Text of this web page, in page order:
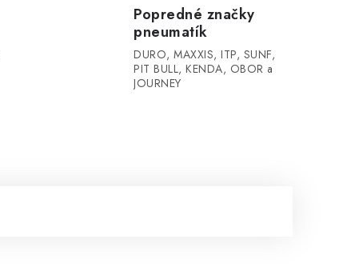
Popredné značky
pneumatík
DURO, MAXXIS, ITP, SUNF,
PIT BULL, KENDA, OBOR a
JOURNEY